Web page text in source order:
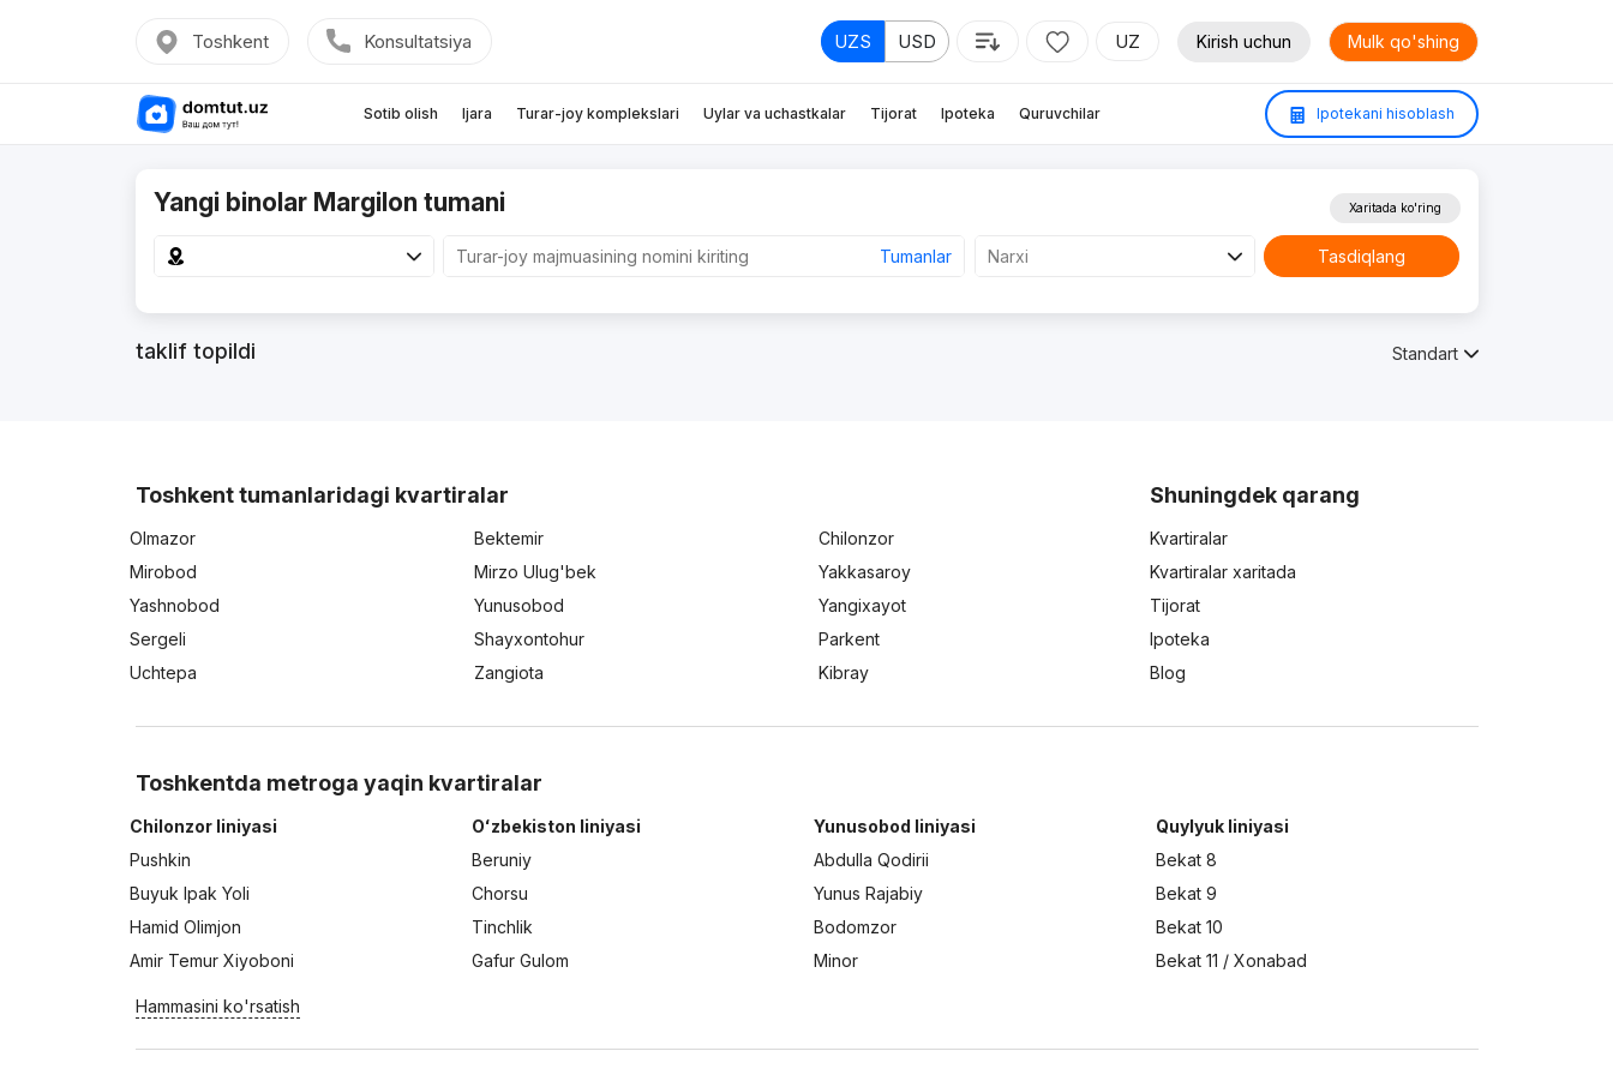
Toshkent Konsultatsiya UZS USD UZ Kirish uchun Mulk qo'shing
Sotib olish Ijara Turar-joy komplekslari Uylar va uchastkalar Tijorat Ipoteka Quruvchilar Ipotekani hisoblash
Yangi binolar Margilon tumani
Tumanlar Narxi
Xaritada ko'ring
Tasdiqlang
taklif topildi Standart
Toshkent tumanlaridagi kvartiralar
Olmazor Bektemir
Chilonzor
Mirobod
Mirzo Ulug'bek
Yakkasaroy
Yashnobod
Yunusobod
Yangixayot
Sergeli
Shayxontohur
Parkent
Uchtepa
Zangiota Kibray
Shuningdek qarang
Kvartiralar
Kvartiralar xaritada
Tijorat
Ipoteka
Blog
Toshkentda metroga yaqin kvartiralar
Chilonzor liniyasi
Pushkin
Buyuk Ipak Yoli
Hamid Olimjon
Amir Temur Xiyoboni
Oʻzbekiston liniyasi
Beruniy
Chorsu
Tinchlik
Gafur Gulom
Yunusobod liniyasi
Abdulla Qodirii
Yunus Rajabiy
Bodomzor
Minor
Quylyuk liniyasi
Bekat 8
Bekat 9
Bekat 10
Bekat 11 / Xonabad
Hammasini ko'rsatish